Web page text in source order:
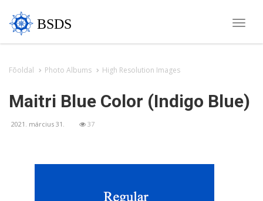
Toggle
BSDS
Fõoldal Photo Albums High Resolution Images
Maitri Blue Color (Indigo Blue)
2021. március 31. 37